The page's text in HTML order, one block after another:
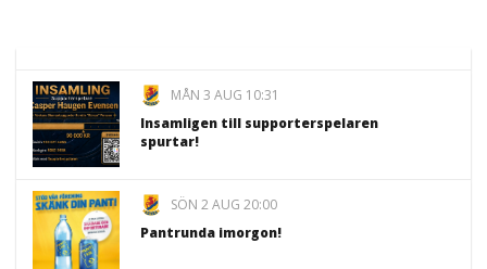
MÅN 3 AUG 10:31
Insamligen till supporterspelaren
spurtar!
SÖN 2 AUG 20:00
Pantrunda imorgon!